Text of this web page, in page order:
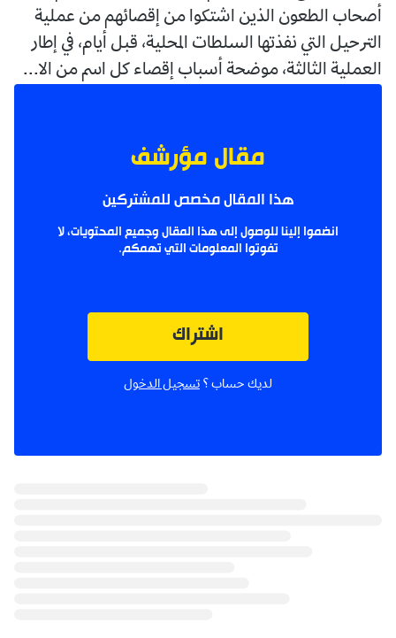
أصحاب الطعون الذين اشتكوا من إقصائهم من عملية
الترحيل التي نفذتها السلطات المحلية، قبل أيام، في إطار
العملية الثالثة، موضحة أسباب إقصاء كل اسم من الا...
مقال مؤرشف
هذا المقال مخصص للمشتركين
انضموا إلينا للوصول إلى هذا المقال وجميع المحتويات، لا
تفوتوا المعلومات التي تهمكم.
اشتراك
لديك حساب ؟ تسجيل الدخول